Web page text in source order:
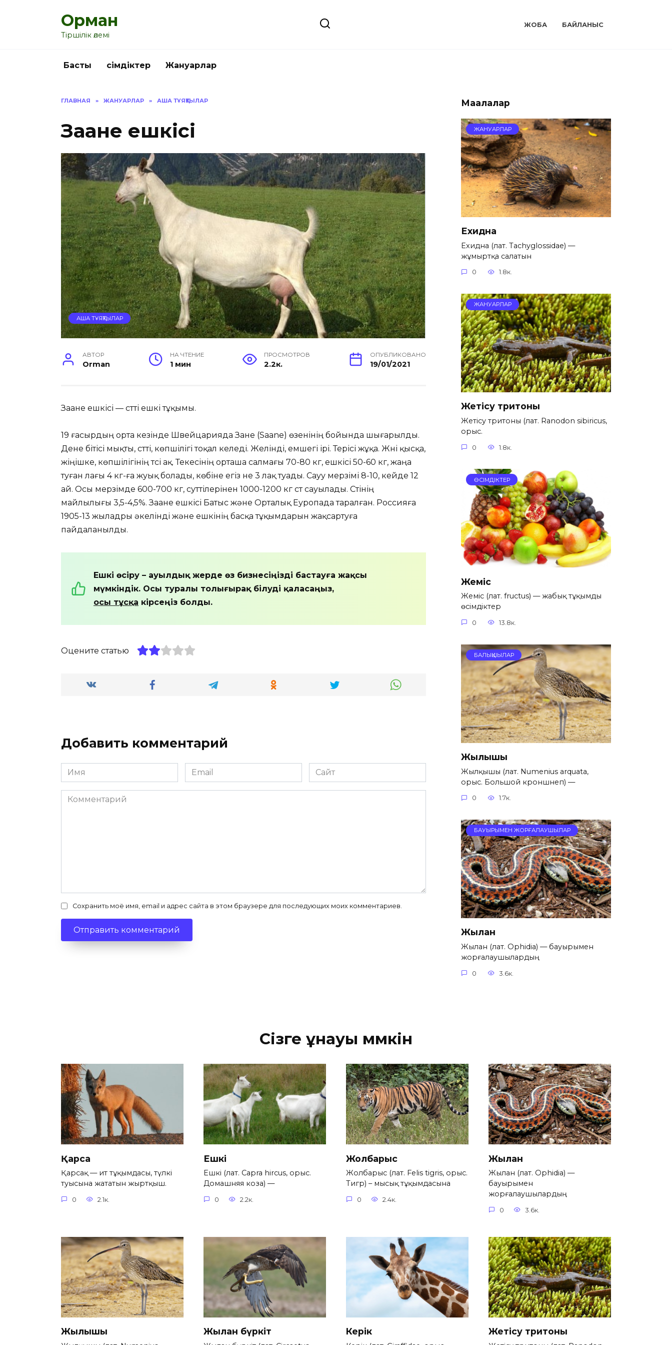
Орман
Тіршілік әлемі
ЖОБА БАЙЛАНЫС
Басты Өсімдіктер Жануарлар
ГЛАВНАЯ » ЖАНУАРЛАР » АША ТҰЯҚТЫЛАР
Заане ешкісі
АША ТҰЯҚТЫЛАР
АВТОР
Orman
НА ЧТЕНИЕ
1 мин
ПРОСМОТРОВ
2.2к.
ОПУБЛИКОВАНО
19/01/2021
Заане ешкісі — сүтті ешкі тұқымы.
19 ғасырдың орта кезінде Швейцарияда Зане (Saane) өзенінің бойында шығарылды.
Дене бітісі мықты, сүтті, көпшілігі тоқал келеді. Желінді, емшегі ірі. Терісі жұқа. Жүні қысқа,
жіңішке, көпшілігінің түсі ақ. Текесінің орташа салмағы 70-80 кг, ешкісі 50-60 кг, жаңа
туған лағы 4 кг-ға жуық болады, көбіне егіз не 3 лақ туады. Сауу мерзімі 8-10, кейде 12
ай. Осы мерзімде 600-700 кг, суттілерінен 1000-1200 кг сүт сауылады. Сүтінің
майлылығы 3,5-4,5%. Заане ешкісі Батыс және Орталық Еуропада таралған. Россияға
1905-13 жыладры әкелінді және ешкінің басқа тұқымдарын жақсартуға
пайдаланылды.
Ешкі өсіру – ауылдық жерде өз бизнесіңізді бастауға жақсы
мүмкіндік. Осы туралы толығырақ білуді қаласаңыз,
осы тұсқа кірсеңіз болды.
Оцените статью
Добавить комментарий
Имя
*
Email
*
Сайт
Комментарий
Сохранить моё имя, email и адрес сайта в этом браузере для последующих моих комментариев.
Мақалалар
ЖАНУАРЛАР
Ехидна
Ехидна (лат. Tachyglossidae) —
жұмыртқа салатын
0 1.8к.
ЖАНУАРЛАР
Жетісу тритоны
Жетісу тритоны (лат. Ranodon sibiricus,
орыс.
0 1.8к.
ӨСІМДІКТЕР
Жеміс
Жеміс (лат. fructus) — жабық тұқымды
өсімдіктер
0 13.8к.
БАЛЫҚШЫЛАР
Жылқышы
Жылқышы (лат. Numenius arquata,
орыс. Большой кроншнеп) —
0 1.7к.
БАУЫРЫМЕН ЖОРҒАЛАУШЫЛАР
Жылан
Жылан (лат. Ophidia) — бауырымен
жорғалаушылардың
0 3.6к.
Сізге ұнауы мүмкін
Қарсақ
Қарсақ — ит тұқымдасы, түлкі
туысына жататын жыртқыш.
0 2.1к.
Ешкі
Ешкі (лат. Capra hircus, орыс.
Домашняя коза) —
0 2.2к.
Жолбарыс
Жолбарыс (лат. Felis tigris, орыс.
Тигр) – мысық тұқымдасына
0 2.4к.
Жылан
Жылан (лат. Ophidia) —
бауырымен
жорғалаушылардың
0 3.6к.
Жылқышы Жылан бүркіт Керік Жетісу тритоны